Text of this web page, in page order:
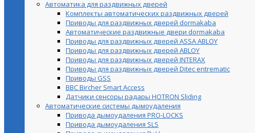
Автоматика для раздвижных дверей
Комплекты автоматических раздвижных дверей
Приводы для раздвижных дверей dormakaba
Автоматические раздвижные двери dormakaba
Приводы для раздвижных дверей ASSA ABLOY
Приводы для раздвижных дверей ABLOY
Приводы для раздвижных дверей INTERAX
Приводы для раздвижных дверей Ditec entrematic
Приводы GSS
BBC Bircher Smart Access
Датчики сенсоры радары HOTRON Sliding
Автоматические системы дымоудаления
Привода дымоудаления PRO-LOCKS
Привода дымоудаления SLS